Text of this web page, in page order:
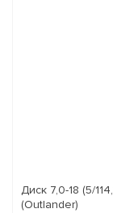
Диск 7,0-18 (5/
(Outlander)